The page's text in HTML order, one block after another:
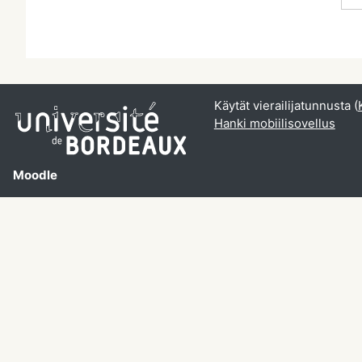
Moodle
Käytät vierailijatunnusta (
Hanki mobiilisovellus